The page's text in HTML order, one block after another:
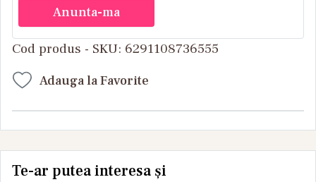
Anunta-ma
Cod produs - SKU 6291108736555
Adauga la Favorite
Te-ar putea interesa și